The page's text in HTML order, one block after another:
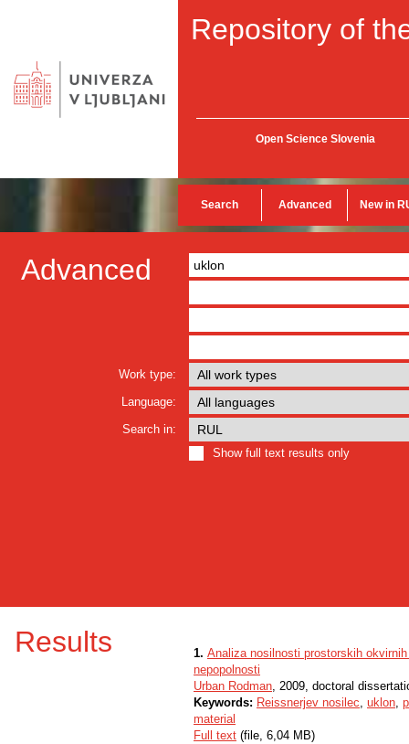
Repository of
Open Science Slovenia
Search Advanced New in
Advanced
Work type:
Language:
Search in:
Show full text results only
Results 1. Analiza nosilnosti prostorskih
nepopolnosti
Urban Rodman, 2009, doctoral
Keywords: Reissnerjev nosilec, uklon,
material
Full text (file, 6,04 MB)